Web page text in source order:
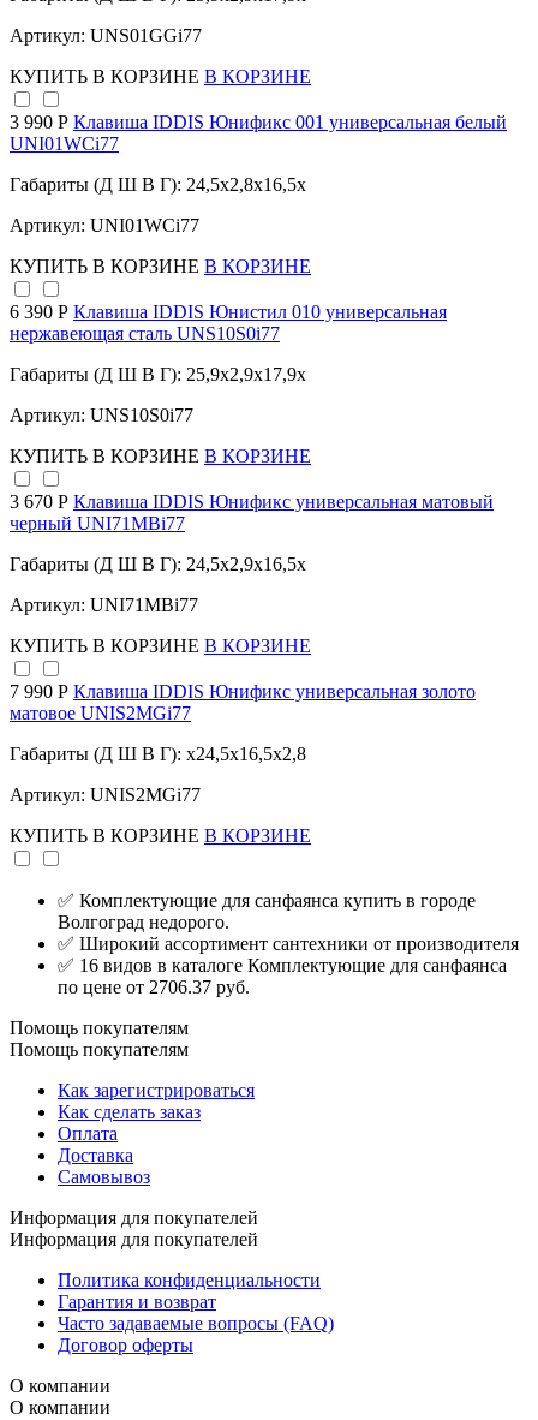
Артикул: UNS01GGi77
КУПИТЬ В КОРЗИНЕ В КОРЗИНЕ
3 990 Р Клавиша IDDIS Юнификс 001 универсальная белый
UNI01WCi77
Габариты (Д Ш В Г): 24,5x2,8x16,5x
Артикул: UNI01WCi77
КУПИТЬ В КОРЗИНЕ В КОРЗИНЕ
6 390 Р Клавиша IDDIS Юнистил 010 универсальная
нержавеющая сталь UNS10S0i77
Габариты (Д Ш В Г): 25,9x2,9x17,9x
Артикул: UNS10S0i77
КУПИТЬ В КОРЗИНЕ В КОРЗИНЕ
3 670 Р Клавиша IDDIS Юнификс универсальная матовый
черный UNI71MBi77
Габариты (Д Ш В Г): 24,5x2,9x16,5x
Артикул: UNI71MBi77
КУПИТЬ В КОРЗИНЕ В КОРЗИНЕ
7 990 Р Клавиша IDDIS Юнификс универсальная золото
матовое UNIS2MGi77
Габариты (Д Ш В Г): x24,5x16,5x2,8
Артикул: UNIS2MGi77
КУПИТЬ В КОРЗИНЕ В КОРЗИНЕ
✅ Комплектующие для санфаянса купить в городе
Волгоград недорого.
✅ Широкий ассортимент сантехники от производителя
✅ 16 видов в каталоге Комплектующие для санфаянса
по цене от 2706.37 руб.
Помощь покупателям
Помощь покупателям
Как зарегистрироваться
Как сделать заказ
Оплата
Доставка
Самовывоз
Информация для покупателей
Информация для покупателей
Политика конфиденциальности
Гарантия и возврат
Часто задаваемые вопросы (FAQ)
Договор оферты
О компании
О компании